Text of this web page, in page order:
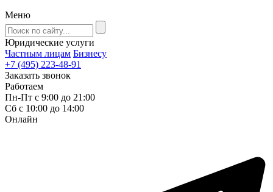
Меню
Юридические услуги
Частным лицам Бизнесу
+7 (495) 223-48-91
Заказать звонок
Работаем
Пн-Пт с 9:00 до 21:00
Сб с 10:00 до 14:00
Онлайн